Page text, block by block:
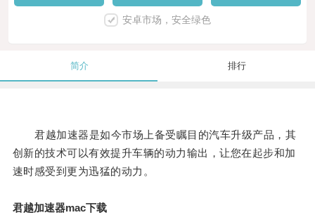
安卓市场，安全绿色
简介 排行
君越加速器是如今市场上备受瞩目的汽车升级产品，其
创新的技术可以有效提升车辆的动力输出，让您在起步和加
速时感受到更为迅猛的动力。
君越加速器mac下载